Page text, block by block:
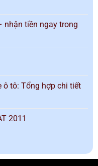
nhận tiền ngay trong
ô tô: Tổng hợp chi tiết
2011